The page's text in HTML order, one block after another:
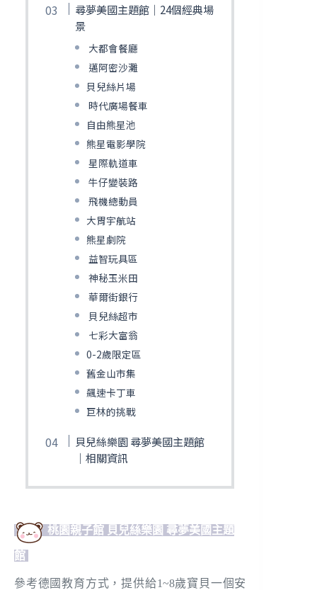
尋夢美國主題館｜24個經典場
景
大都會餐廳
邁阿密沙灘
貝兒絲片場
時代廣場餐車
自由熊星池
熊星電影學院
星際軌道車
牛仔變裝路
飛機總動員
大胃宇航站
熊星劇院
益智玩具區
神秘玉米田
華爾街銀行
貝兒絲超市
七彩大富翁
0-2歲限定區
舊金山市集
飆速卡丁車
巨林的挑戰
貝兒絲樂園 尋夢美國主題館
｜相關資訊
桃園親子館 貝兒絲樂園 尋夢美國主題
館
參考德國教育方式，提供給1~8歲寶貝一個安